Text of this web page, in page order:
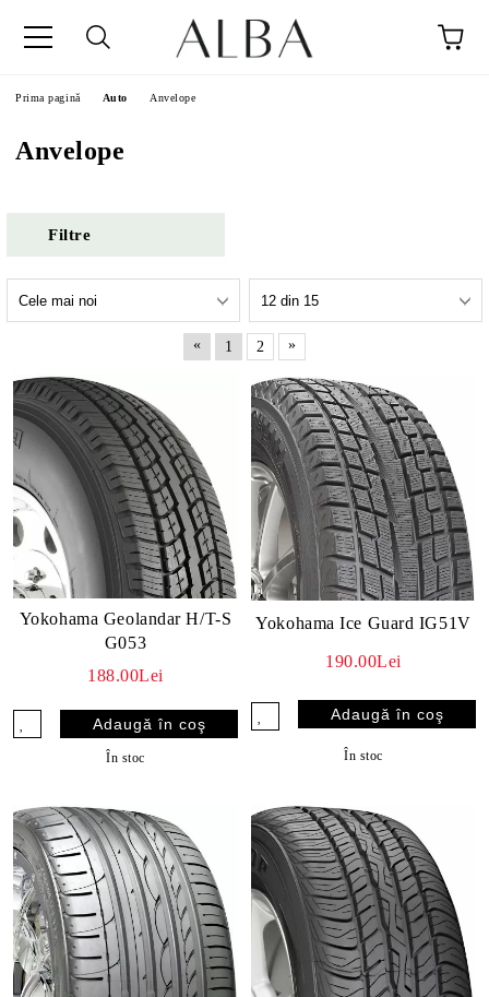
Prima pagină Auto Anvelope
Anvelope
Filtre
« 1 2 »
Yokohama Geolandar H/T-S
G053
188.00Lei
În stoc
Yokohama Ice Guard IG51V
190.00Lei
În stoc